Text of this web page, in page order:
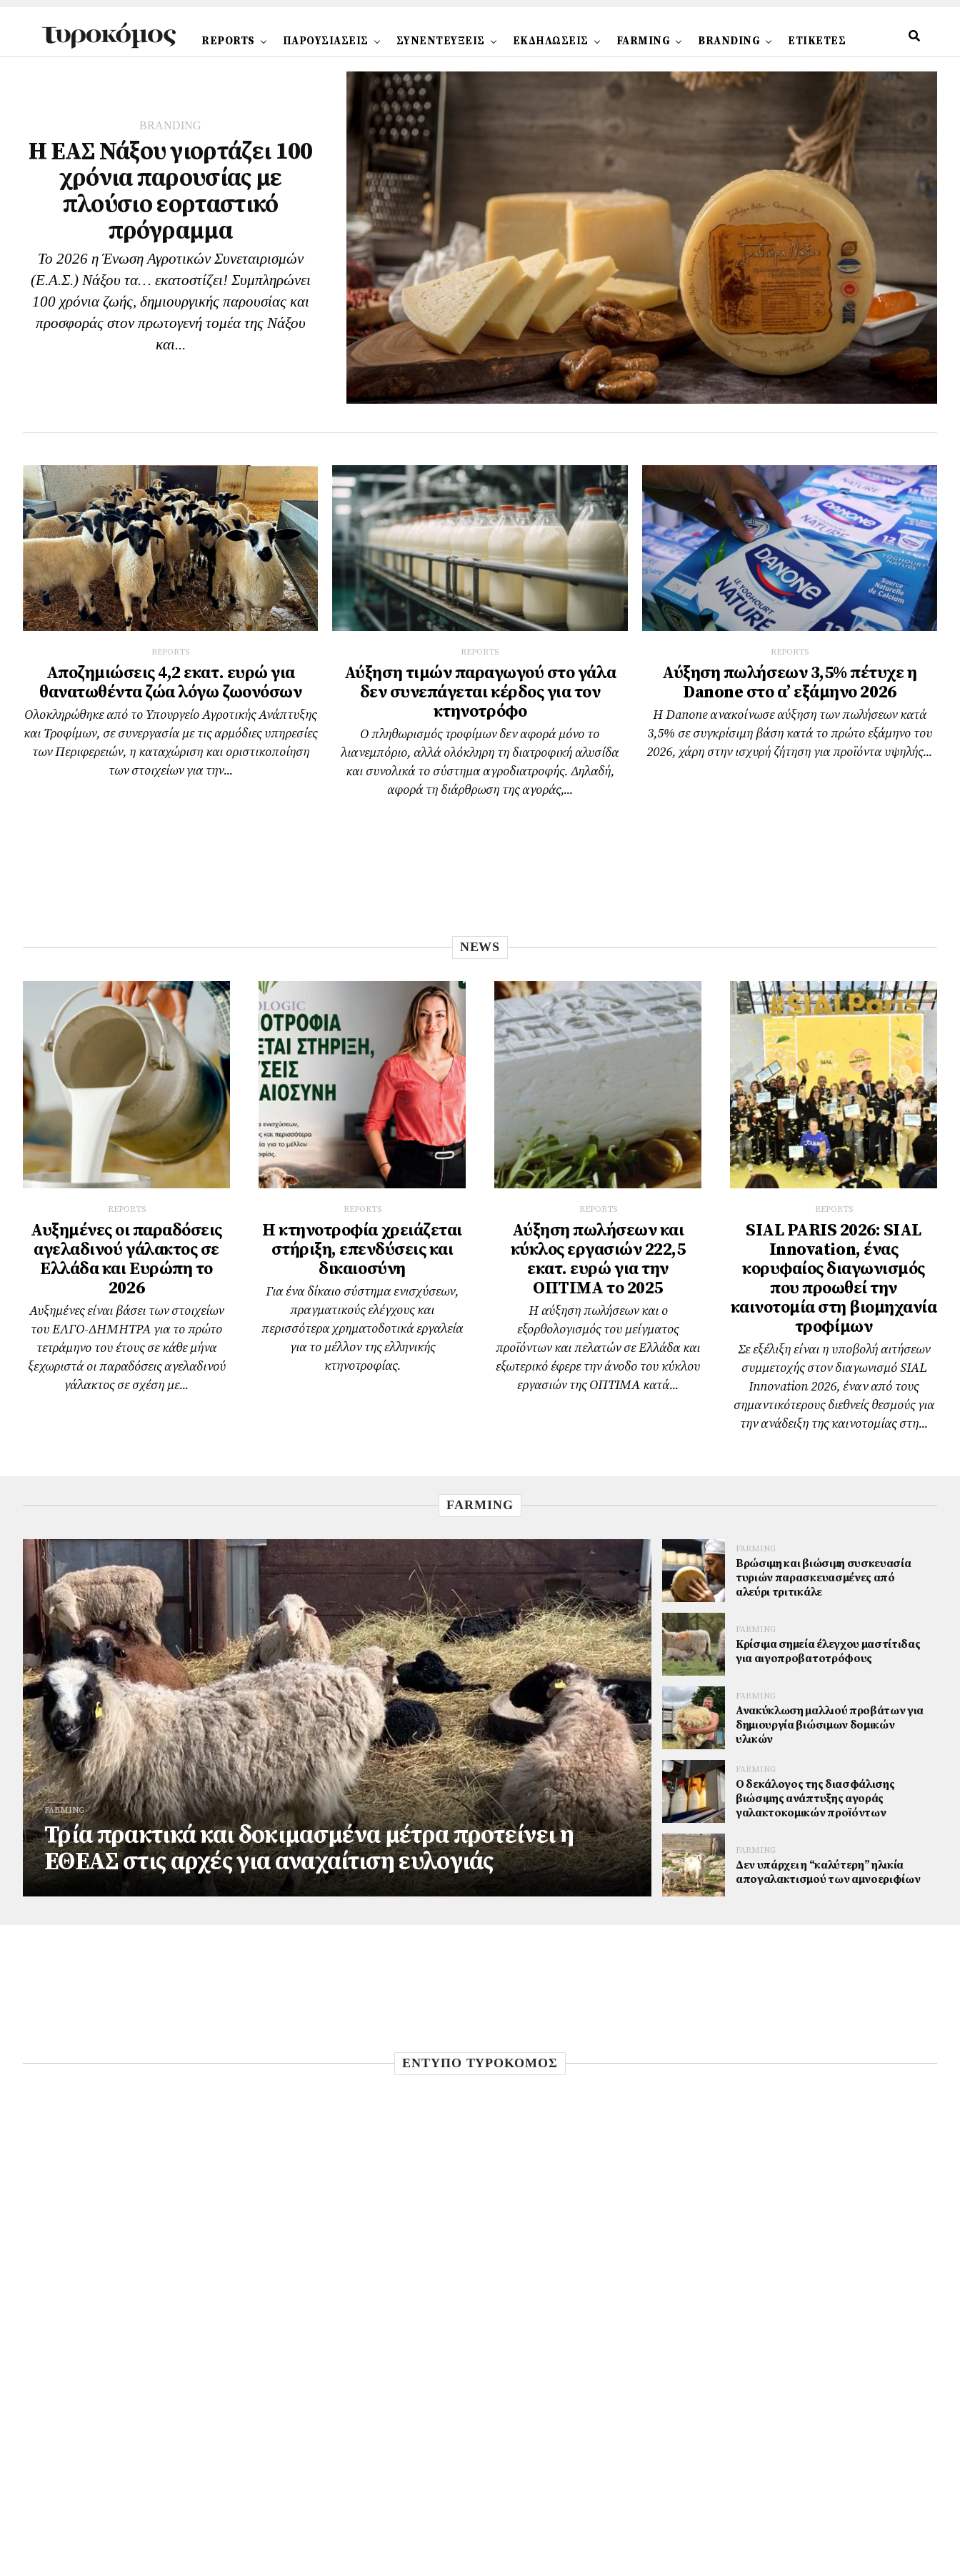
REPORTS ΠΑΡΟΥΣΙΑΣΕΙΣ ΣΥΝΕΝΤΕΥΞΕΙΣ ΕΚΔΗΛΩΣΕΙΣ FARMING BRANDING ΕΤΙΚΕΤΕΣ
BRANDING
Η ΕΑΣ Νάξου γιορτάζει 100
χρόνια παρουσίας με
πλούσιο εορταστικό
πρόγραμμα
Το 2026 η Ένωση Αγροτικών Συνεταιρισμών
(Ε.Α.Σ.) Νάξου τα… εκατοστίζει! Συμπληρώνει
100 χρόνια ζωής, δημιουργικής παρουσίας και
προσφοράς στον πρωτογενή τομέα της Νάξου
και...
REPORTS
Αποζημιώσεις 4,2 εκατ. ευρώ για
θανατωθέντα ζώα λόγω ζωονόσων
Ολοκληρώθηκε από το Υπουργείο Αγροτικής Ανάπτυξης
και Τροφίμων, σε συνεργασία με τις αρμόδιες υπηρεσίες
των Περιφερειών, η καταχώριση και οριστικοποίηση
των στοιχείων για την...
REPORTS
Αύξηση τιμών παραγωγού στο γάλα
δεν συνεπάγεται κέρδος για τον
κτηνοτρόφο
Ο πληθωρισμός τροφίμων δεν αφορά μόνο το
λιανεμπόριο, αλλά ολόκληρη τη διατροφική αλυσίδα
και συνολικά το σύστημα αγροδιατροφής. Δηλαδή,
αφορά τη διάρθρωση της αγοράς,...
REPORTS
Αύξηση πωλήσεων 3,5% πέτυχε η
Danone στο α’ εξάμηνο 2026
Η Danone ανακοίνωσε αύξηση των πωλήσεων κατά
3,5% σε συγκρίσιμη βάση κατά το πρώτο εξάμηνο του
2026, χάρη στην ισχυρή ζήτηση για προϊόντα υψηλής...
NEWS
REPORTS
Αυξημένες οι παραδόσεις
αγελαδινού γάλακτος σε
Ελλάδα και Ευρώπη το
2026
Αυξημένες είναι βάσει των στοιχείων
του ΕΛΓΟ-ΔΗΜΗΤΡΑ για το πρώτο
τετράμηνο του έτους σε κάθε μήνα
ξεχωριστά οι παραδόσεις αγελαδινού
γάλακτος σε σχέση με...
REPORTS
Η κτηνοτροφία χρειάζεται
στήριξη, επενδύσεις και
δικαιοσύνη
Για ένα δίκαιο σύστημα ενισχύσεων,
πραγματικούς ελέγχους και
περισσότερα χρηματοδοτικά εργαλεία
για το μέλλον της ελληνικής
κτηνοτροφίας.
REPORTS
Αύξηση πωλήσεων και
κύκλος εργασιών 222,5
εκατ. ευρώ για την
ΟΠΤΙΜΑ το 2025
Η αύξηση πωλήσεων και ο
εξορθολογισμός του μείγματος
προϊόντων και πελατών σε Ελλάδα και
εξωτερικό έφερε την άνοδο του κύκλου
εργασιών της ΟΠΤΙΜΑ κατά...
REPORTS
SIAL PARIS 2026: SIAL
Innovation, ένας
κορυφαίος διαγωνισμός
που προωθεί την
καινοτομία στη βιομηχανία
τροφίμων
Σε εξέλιξη είναι η υποβολή αιτήσεων
συμμετοχής στον διαγωνισμό SIAL
Innovation 2026, έναν από τους
σημαντικότερους διεθνείς θεσμούς για
την ανάδειξη της καινοτομίας στη...
FARMING
FARMING
Τρία πρακτικά και δοκιμασμένα μέτρα προτείνει η
ΕΘΕΑΣ στις αρχές για αναχαίτιση ευλογιάς
FARMING
Βρώσιμη και βιώσιμη συσκευασία
τυριών παρασκευασμένες από
αλεύρι τριτικάλε
FARMING
Κρίσιμα σημεία έλεγχου μαστίτιδας
για αιγοπροβατοτρόφους
FARMING
Ανακύκλωση μαλλιού προβάτων για
δημιουργία βιώσιμων δομικών
υλικών
FARMING
Ο δεκάλογος της διασφάλισης
βιώσιμης ανάπτυξης αγοράς
γαλακτοκομικών προϊόντων
FARMING
Δεν υπάρχει η “καλύτερη” ηλικία
απογαλακτισμού των αμνοεριφίων
ΕΝΤΥΠΟ ΤΥΡΟΚΟΜΟΣ